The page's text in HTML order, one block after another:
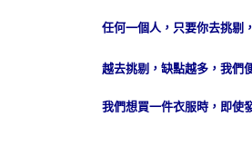
任何一個人，只要你去挑剔
越去挑剔，缺點越多，我們
我們想買一件衣服時，即使